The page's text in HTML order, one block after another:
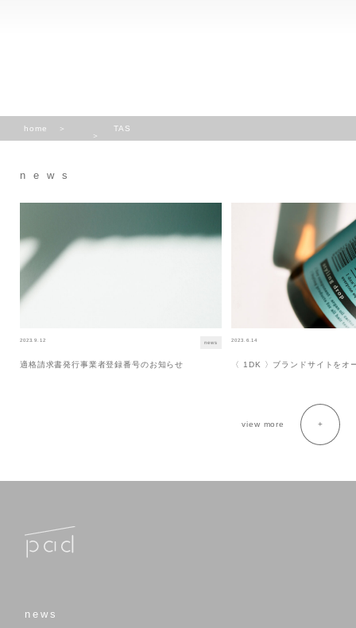
home TAS
news
2023.9.12 news
適格請求書発行事業者登録番号のお知らせ
2023.6.14
〈 1DK 〉ブランドサイトをオ
view more
news